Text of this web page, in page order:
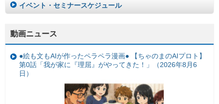
イベント・セミナースケジュール
動画ニュース
●絵も文もAIが作ったペラペラ漫画● 【ちゃのまのAIプロト】
第0話「我が家に『理屈』がやってきた！」（2026年8月6
日）